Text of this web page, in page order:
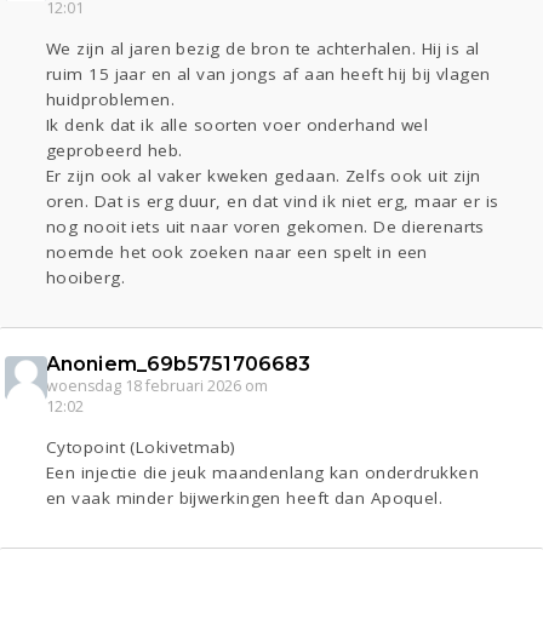
12:01
We zijn al jaren bezig de bron te achterhalen. Hij is al
ruim 15 jaar en al van jongs af aan heeft hij bij vlagen
huidproblemen.
Ik denk dat ik alle soorten voer onderhand wel
geprobeerd heb.
Er zijn ook al vaker kweken gedaan. Zelfs ook uit zijn
oren. Dat is erg duur, en dat vind ik niet erg, maar er is
nog nooit iets uit naar voren gekomen. De dierenarts
noemde het ook zoeken naar een spelt in een
hooiberg.
Anoniem_69b5751706683
woensdag 18 februari 2026 om
12:02
Cytopoint (Lokivetmab)
Een injectie die jeuk maandenlang kan onderdrukken
en vaak minder bijwerkingen heeft dan Apoquel.